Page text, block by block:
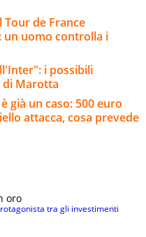
de France
un uomo controlla i
i possibili
di Marotta
già un caso: 500 euro
attacca, cosa prevede
oro
tra gli investimenti